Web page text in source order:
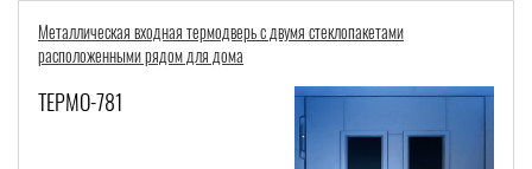
Входная морозостойкая группа со стеклопакетами, коваными решетками и
карнизом
ТЕРМО-931